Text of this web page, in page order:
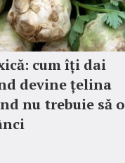
cum îți dai
devine țelina
nu trebuie să o